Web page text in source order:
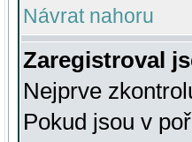
Návrat nahoru
Zaregistroval
Nejprve
Pokud jsou v